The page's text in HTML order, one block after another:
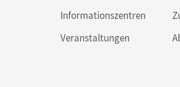
Informationszentren
Veranstaltungen